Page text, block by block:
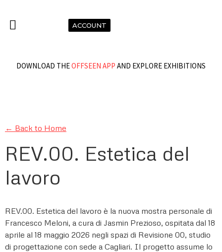
ACCOUNT
DOWNLOAD THEOFFSEEN APP AND EXPLORE EXHIBITIONS
← Back to Home
REV.00. Estetica del
lavoro
REV.00. Estetica del lavoro è la nuova mostra personale di
Francesco Meloni, a cura di Jasmin Prezioso, ospitata dal 18
aprile al 18 maggio 2026 negli spazi di Revisione 00, studio
di progettazione con sede a Cagliari. Il progetto assume lo